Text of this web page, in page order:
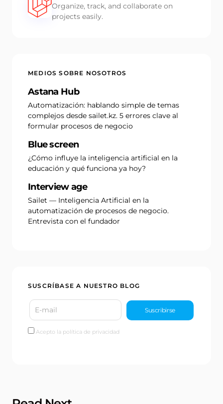
Organize, track, and collaborate on
projects easily.
MEDIOS SOBRE NOSOTROS
Astana Hub
Automatización: hablando simple de temas
complejos desde sailet.kz. 5 errores clave al
formular procesos de negocio
Blue screen
¿Cómo influye la inteligencia artificial en la
educación y qué funciona ya hoy?
Interview age
Sailet — Inteligencia Artificial en la
automatización de procesos de negocio.
Entrevista con el fundador
SUSCRÍBASE A NUESTRO BLOG
Acepto la política de privacidad